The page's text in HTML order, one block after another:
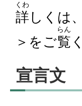
詳
くわ
しくは、
＞をご覧
らん
宣言文